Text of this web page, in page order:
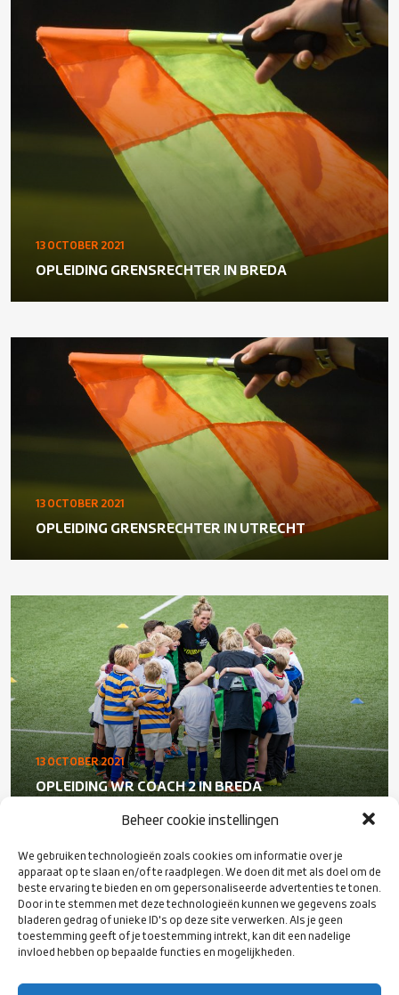
Beheer cookie instellingen
We gebruiken technologieën zoals cookies om informatie over je
apparaat op te slaan en/of te raadplegen. We doen dit met als doel om de
beste ervaring te bieden en om gepersonaliseerde advertenties te tonen.
Door in te stemmen met deze technologieën kunnen we gegevens zoals
bladeren gedrag of unieke ID's op deze site verwerken. Als je geen
toestemming geeft of je toestemming intrekt, kan dit een nadelige
invloed hebben op bepaalde functies en mogelijkheden.
13 OCTOBER 2021
OPLEIDING GRENSRECHTER IN BREDA
13 OCTOBER 2021
OPLEIDING GRENSRECHTER IN UTRECHT
13 OCTOBER 2021
OPLEIDING WR COACH 2 IN BREDA